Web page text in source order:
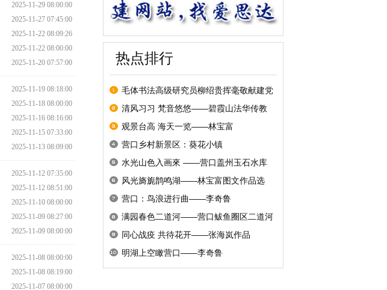
2025-11-29 08:00:00
2025-11-27 07:45:00
2025-11-22 08:09:26
2025-11-22 08:00:00
2025-11-20 07:57:00
2025-11-19 08:18:00
2025-11-18 08:00:00
2025-11-16 08:16:00
2025-11-15 07:33:00
2025-11-13 08:09:00
2025-11-12 07:35:00
2025-11-12 08:51:00
2025-11-10 08:00:00
2025-11-09 08:27:00
2025-11-09 08:00:00
2025-11-08 08:00:00
2025-11-08 08:19:00
2025-11-07 08:00:00
热点排行
毛体书法高级研究员柳绍贵挥毫敬献建党
清风习习 梵音悠悠——碧霞山法华传教
观景台高 海天一览——林宝富
营口乡村新景区：葵花小镇
水光山色入画來 ——营口盖州玉石水库
风光旖旎鹊鸣湖——林宝富图文作品选
营口：鸟浪进行曲——李奇鲁
满园春色二道河——营口鲅鱼圈区二道河
同心战疫 共待花开——张海岚作品
明湖上空瞰营口——李奇鲁